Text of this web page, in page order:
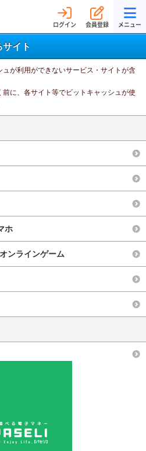
ログイン 会員登録 メニュー
イト
が利用ができないサービス・サイトが含
に、各サイト等でビットキャッシュが使
ホ
ンラインゲーム